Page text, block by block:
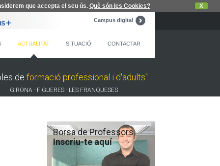
que accepta el seu ús. X
Què són les Cookies?
Campus digital
ACTUALITAT SITUACIÓ CONTACTAR
de formació professional i d'adults"
GIRONA - FIGUERES - LES FRANQUESES
Borsa de Professors
Inscriu-te aquí